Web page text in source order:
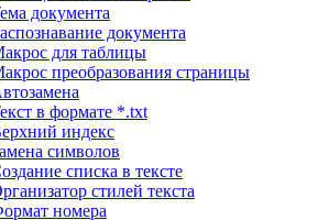
документа
документа
для таблицы
преобразования страницы
в формате *.txt
индекс
символов
списка в тексте
стилей текста
номера